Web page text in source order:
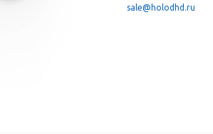
sale@holodhd.ru